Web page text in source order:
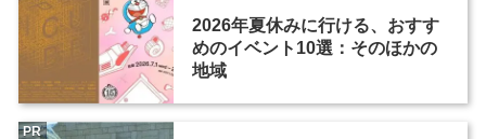
2026年夏休みに行ける、おすす
めのイベント10選：そのほかの
地域
PR